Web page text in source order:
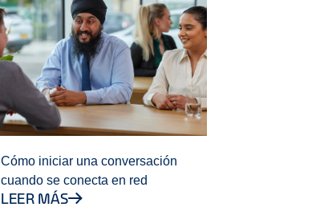
Cómo iniciar una conversación
cuando se conecta en red
LEER MÁS